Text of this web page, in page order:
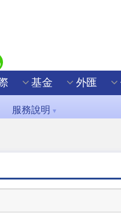
基金 外匯
服務說明 ▼